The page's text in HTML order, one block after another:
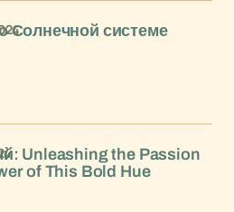
Солнечной системе
Unleashing the Passion
of This Bold Hue